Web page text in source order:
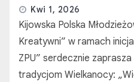
Kwi 1, 2026
Kijowska Polska
Kreatywni” w ramach
ZPU” serdecznie
tradycjom Wielkanocy: